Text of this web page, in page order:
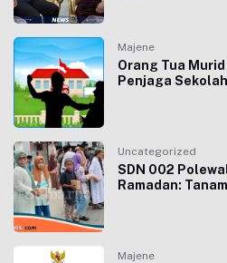
Majene
Orang Tua
Penjaga Sekolah
Uncategorized
SDN 002
Ramadan:
Majene